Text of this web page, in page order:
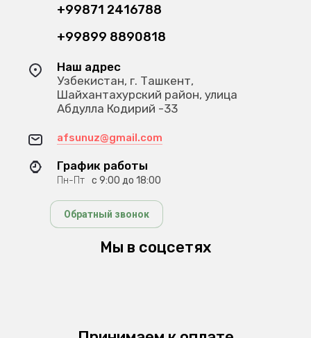
+99871 2416788
+99899 8890818
Наш адрес
Узбекистан, г. Ташкент,
Шайхантахурский район, улица
Абдулла Кодирий -33
afsunuz@gmail.com
График работы
Пн-Пт с 9:00 до 18:00
Обратный звонок
Мы в соцсетях